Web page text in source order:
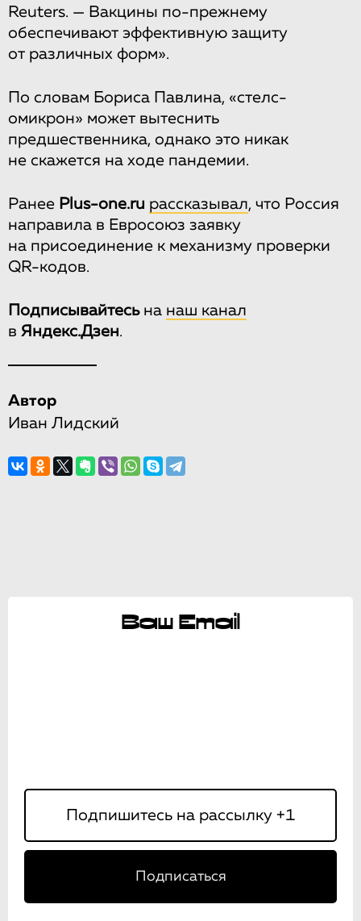
Reuters. — Вакцины по-прежнему
обеспечивают эффективную защиту
от различных форм».
По словам Бориса Павлина, «стелс-
омикрон» может вытеснить
предшественника, однако это никак
не скажется на ходе пандемии.
Ранее Plus-one.ru рассказывал, что Россия
направила в Евросоюз заявку
на присоединение к механизму проверки
QR-кодов.
Подписывайтесьна наш канал
в Яндекс.Дзен.
Автор
Иван Лидский
Ваш Email
Подписаться